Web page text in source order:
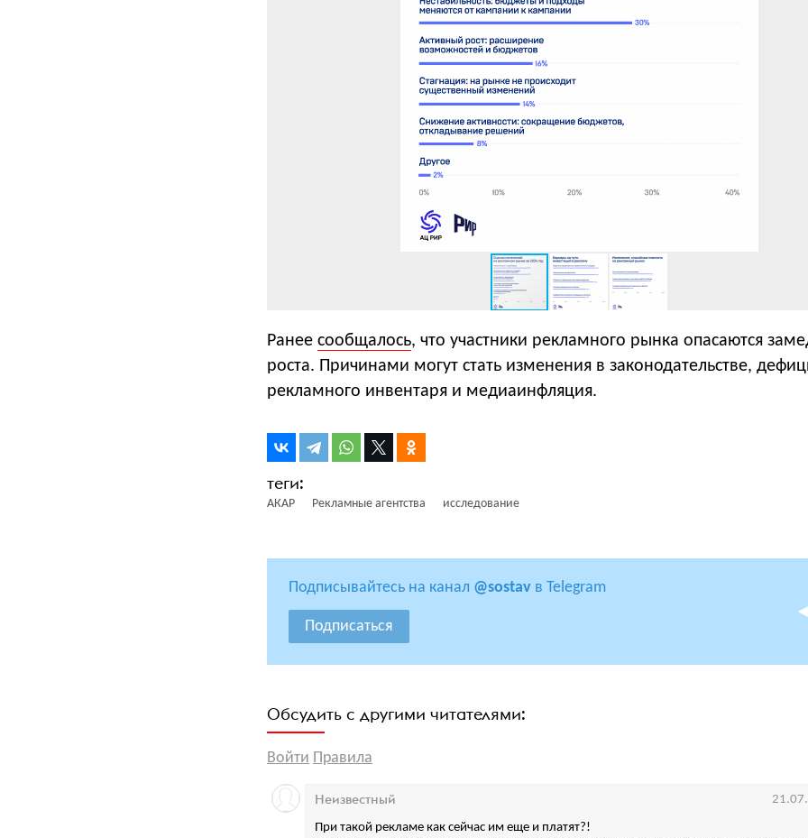
Ранее сообщалось, что участники рекламного рынка опасаются
роста. Причинами могут стать изменения в законодательстве,
рекламного инвентаря и медиаинфляция.
АКАР Рекламные агентства исследование
Подписывайтесь на канал @sostav в Telegram
Подписаться
Обсудить с другими читателями:
Войти Правила
При такой рекламе как сейчас им еще и платят?!
Неизвестный